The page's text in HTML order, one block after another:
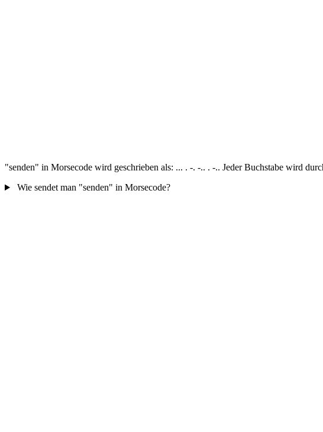
"senden" in Morsecode wird geschrieben als: ... . -. -.. . -.. Jeder Buchstabe wird
Wie sendet man "senden" in Morsecode?